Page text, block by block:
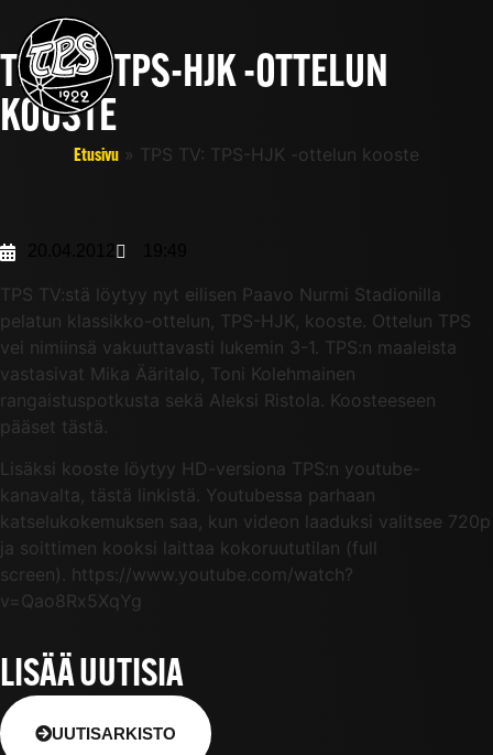
TPS TV: TPS-HJK -OTTELUN
KOOSTE
Etusivu » TPS TV: TPS-HJK -ottelun kooste
TPS TV:stä löytyy nyt eilisen Paavo Nurmi Stadionilla
pelatun klassikko-ottelun, TPS-HJK, kooste. Ottelun TPS
vei nimiinsä vakuuttavasti lukemin 3-1. TPS:n maaleista
vastasivat Mika Ääritalo, Toni Kolehmainen
rangaistuspotkusta sekä Aleksi Ristola. Koosteeseen
pääset tästä.
Lisäksi kooste löytyy HD-versiona TPS:n youtube-
kanavalta, tästä linkistä. Youtubessa parhaan
katselukokemuksen saa, kun videon laaduksi valitsee 720p
ja soittimen kooksi laittaa kokoruututilan (full
screen). https://www.youtube.com/watch?
v=Qao8Rx5XqYg
LISÄÄ UUTISIA
UUTISARKISTO